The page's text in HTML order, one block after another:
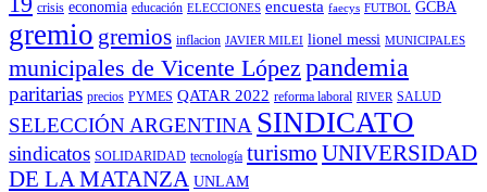
crisis economia educación ELECCIONES encuesta faecys FUTBOL GCBA
gremio gremios inflacion JAVIER MILEI lionel messi MUNICIPALES
municipales de Vicente López pandemia
paritarias precios PYMES QATAR 2022 reforma laboral RIVER SALUD
SELECCIÓN ARGENTINA SINDICATO
sindicatos SOLIDARIDAD tecnología turismo UNIVERSIDAD
DE LA MATANZA UNLAM